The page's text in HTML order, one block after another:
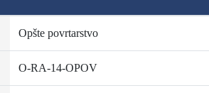
Opšte povrtarstvo
O-RA-14-OPOV